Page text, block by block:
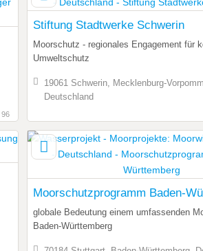
96
Stiftung Stadtwerke Schwerin
Moorschutz - regionales Engagement für
Umweltschutz
19061 Schwerin, Mecklenburg-
Deutschland
Moorschutzprogramm Baden-
globale Bedeutung einem umfassenden
Baden-Württemberg